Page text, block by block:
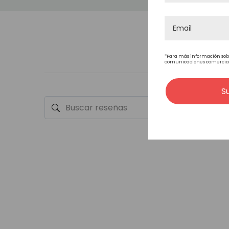
LA DURABILIDAD
*Para más información
comunicaciones